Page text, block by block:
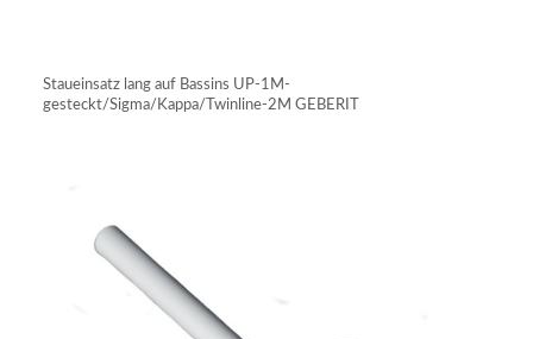
Staueinsatz lang auf Bassins UP-1M-
gesteckt/Sigma/Kappa/Twinline-2M GEBERIT